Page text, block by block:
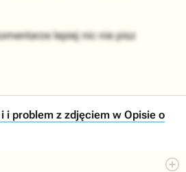
lepiej nic nie pisz
i i problem z zdjęciem w Opisie o